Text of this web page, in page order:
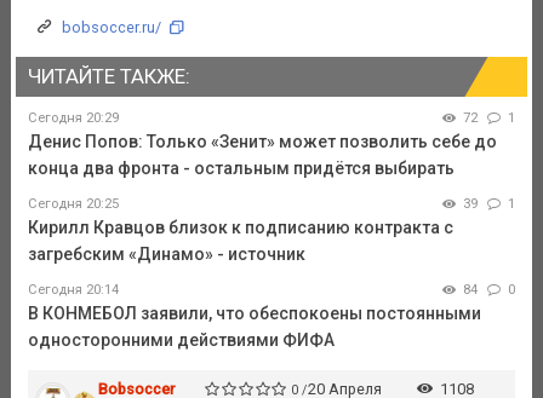
bobsoccer.ru/
ЧИТАЙТЕ ТАКЖЕ:
Сегодня 20:29 72 1
Денис Попов: Только «Зенит» может позволить себе до
конца два фронта - остальным придётся выбирать
Сегодня 20:25 39 1
Кирилл Кравцов близок к подписанию контракта с
загребским «Динамо» - источник
Сегодня 20:14 84 0
В КОНМЕБОЛ заявили, что обеспокоены постоянными
односторонними действиями ФИФА
Bobsoccer
0 /20 Апреля
1108